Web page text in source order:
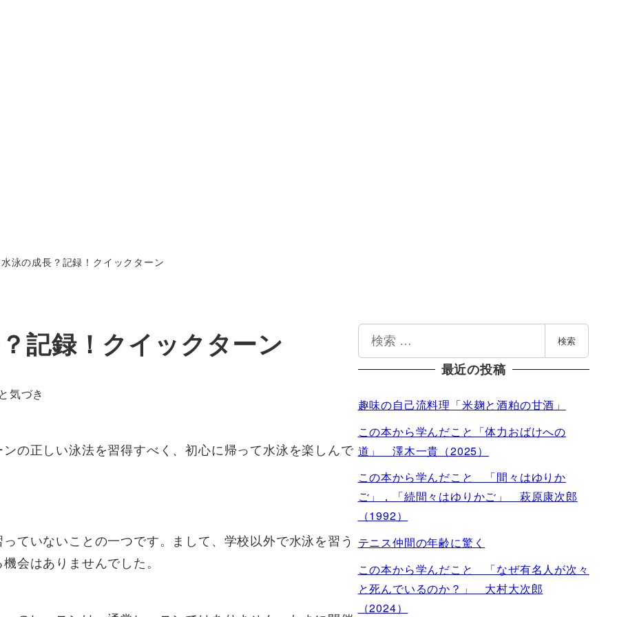
泳の成長？記録！クイックターン
記録！クイックターン
気づき
の正しい泳法を習得すべく、初心に帰って水泳を楽しんで
ていないことの一つです。まして、学校以外で水泳を習う
会はありませんでした。
索
検索
最近の投稿
趣味の自己流料理「米麹と酒粕の甘酒」
この本から学んだこと「体力おばけへの
道」 澤木一貴（2025）
この本から学んだこと 「間々はゆりか
ご」，「続間々はゆりかご」 萩原康次郎
（1992）
テニス仲間の年齢に驚く
この本から学んだこと 「なぜ有名人が次々
と死んでいるのか？」 大村大次郎
（2024）